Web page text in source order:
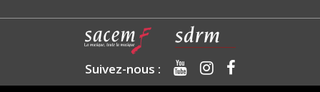
Suivez-nous :